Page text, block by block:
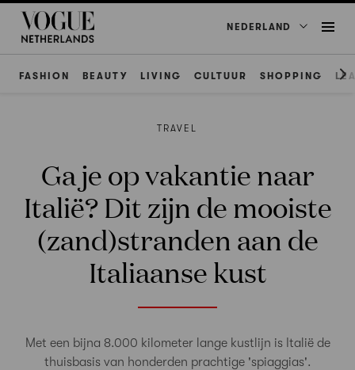
NEDERLAND
FASHION BEAUTY LIVING CULTUUR SHOPPING
TRAVEL
Ga je op vakantie naar
Italië? Dit zijn de mooiste
(zand)stranden aan de
Italiaanse kust
Met een bijna 8.000 kilometer lange kustlijn is Italië de
thuisbasis van honderden prachtige 'spiaggias'.